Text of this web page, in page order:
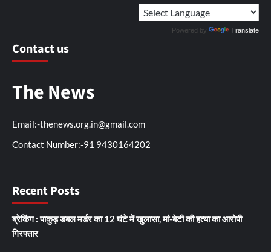
Powered by Translate
Contact us
The News
Email:-thenews.org.in@gmail.com
Contact Number:-91 9430164202
Recent Posts
ब्रेकिंग : पाकुड़ डबल मर्डर का 12 घंटे में खुलासा, मां-बेटी की हत्या का आरोपी
गिरफ्तार